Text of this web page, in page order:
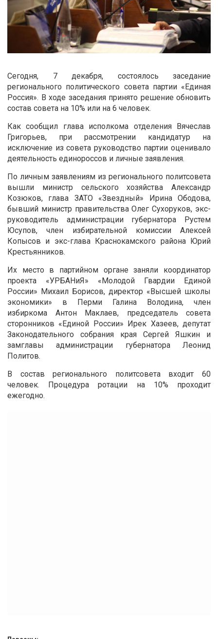
Сегодня, 7 декабря, состоялось заседание
регионального политического совета партии «Единая
Россия». В ходе заседания принято решение обновить
состав совета на 10% или на 6 человек.
Как сообщил глава исполкома отделения Вячеслав
Григорьев, при рассмотрении кандидатур на
исключение из совета руководство партии оценивало
деятельность единороссов и личные заявления.
По личным заявлениям из регионального политсовета
вышли министр сельского хозяйства Александр
Козюков, глава ЗАТО «Звездный» Ирина Ободова,
бывший министр правительства Олег Сухоруков, экс-
руководитель администрации губернатора Рустем
Юсупов, член избирательной комиссии Алексей
Копысов и экс-глава Краснокамского района Юрий
Крестьянников.
Их место в партийном органе заняли координатор
проекта «УРБАНиЯ» «Молодой Гвардии Единой
России» Михаил Борисов, директор «Высшей школы
экономики» в Перми Галина Володина, член
избиркома Антон Маклаев, председатель совета
сторонников «Единой России» Ирек Хазеев, депутат
Законодательного собрания края Сергей Яшкин и
замглавы администрации губернатора Леонид
Политов.
В состав регионального политсовета входит 60
человек. Процедура ротации на 10% проходит
ежегодно.